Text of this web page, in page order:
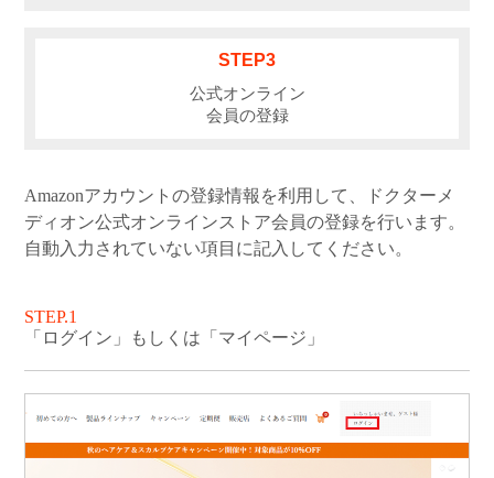
STEP3
公式オンライン
会員の登録
Amazonアカウントの登録情報を利用して、ドクターメ
ディオン公式オンラインストア会員の登録を行います。
自動入力されていない項目に記入してください。
STEP.1
「ログイン」もしくは「マイページ」